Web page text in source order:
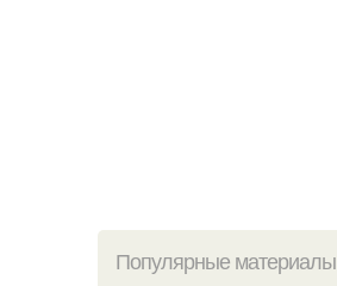
Популярные материалы